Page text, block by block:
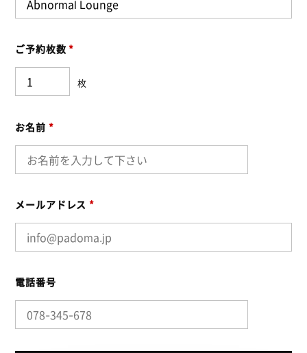
ご予約枚数*
枚
お名前 *
メールアドレス*
電話番号